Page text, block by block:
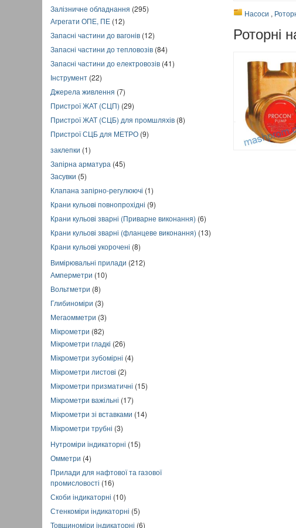
Залізничне обладнання (295)
Агрегати ОПЕ, ПЕ (12)
Запасні частини до вагонів (12)
Запасні частини до тепловозів (84)
Запасні частини до електровозів (41)
Інструмент (22)
Джерела живлення (7)
Пристрої ЖАТ (СЦП) (29)
Пристрої ЖАТ (СЦБ) для промшляхів (8)
Пристрої СЦБ для МЕТРО (9)
заклепки (1)
Запірна арматура (45)
Засувки (5)
Клапана запірно-регулюючі (1)
Крани кульові повнопрохідні (9)
Крани кульові зварні (Приварне виконання) (6)
Крани кульові зварні (фланцеве виконання) (13)
Крани кульові укорочені (8)
Вимірювальні прилади (212)
Амперметри (10)
Вольтметри (8)
Глибиноміри (3)
Мегаомметри (3)
Мікрометри (82)
Мікрометри гладкі (26)
Мікрометри зубомірні (4)
Мікрометри листові (2)
Мікрометри призматичні (15)
Мікрометри важільні (17)
Мікрометри зі вставками (14)
Мікрометри трубні (3)
Нутроміри індикаторні (15)
Омметри (4)
Прилади для нафтової та газової
промисловості (16)
Скоби індикаторні (10)
Стенкоміри індикаторні (5)
Товщиноміри індикаторні (6)
Насоси ,
Роторні